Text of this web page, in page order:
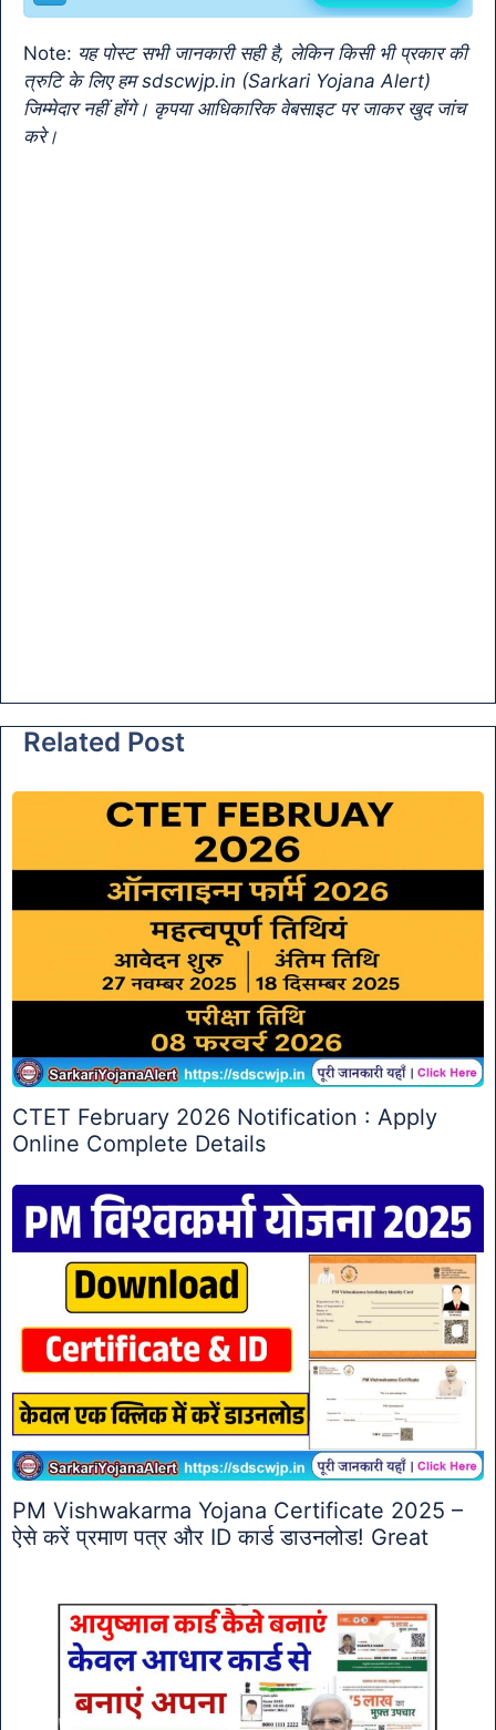
o
k
p
k a
n
sl
Note: यह पोस्ट सभी जानकारी सही है, लेकिन किसी भी प्रकार की
त्रुटि के लिए हम sdscwjp.in (Sarkari Yojana Alert)
जिम्मेदार नहीं होंगे। कृपया आधिकारिक वेबसाइट पर जाकर खुद जांच
करे।
Related Post
CTET February 2026 Notification : Apply
Online Complete Details
PM Vishwakarma Yojana Certificate 2025 –
ऐसे करें प्रमाण पत्र और ID कार्ड डाउनलोड! Great